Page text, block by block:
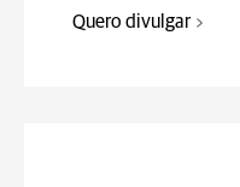
Quero divulgar